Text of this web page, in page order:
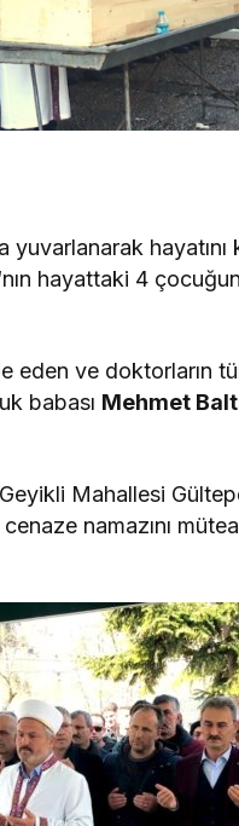
hayatını
hayattaki 4
eden ve doktorların
babası Mehmet
Mahallesi
namazını